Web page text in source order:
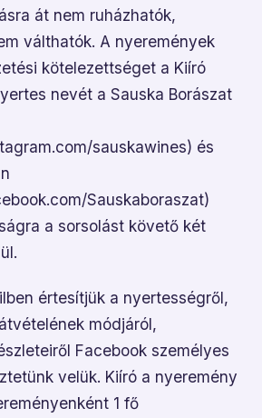
át nem ruházhatók,
válthatók. A nyeremények
kötelezettséget a Kiíró
nevét a Sauska Borászat
sauskawines) és
Sauskaboraszat)
a sorsolást követő két
értesítjük a nyertességről,
módjáról,
Facebook személyes
velük. Kiíró a nyeremény
1 fő